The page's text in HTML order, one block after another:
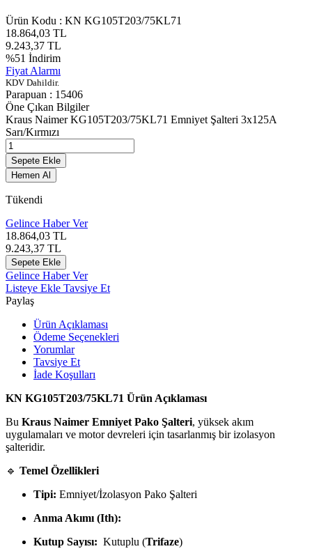
Ürün Kodu : KN KG105T203/75KL71
18.864,03 TL
9.243,37 TL
%51 İndirim
Fiyat Alarmı
KDV Dahildir.
Parapuan : 15406
Öne Çıkan Bilgiler
Kraus Naimer KG105T203/75KL71 Emniyet Şalteri 3x125A
Sarı/Kırmızı
Sepete Ekle
Hemen Al
Tükendi
Gelince Haber Ver
18.864,03 TL
9.243,37 TL
Sepete Ekle
Gelince Haber Ver
Listeye Ekle Tavsiye Et
Paylaş
Ürün Açıklaması
Ödeme Seçenekleri
Yorumlar
Tavsiye Et
İade Koşulları
KN KG105T203/75KL71 Ürün Açıklaması
Bu Kraus Naimer Emniyet Pako Şalteri, yüksek akım
uygulamaları ve motor devreleri için tasarlanmış bir izolasyon
şalteridir.
🔹 Temel Özellikleri
Tipi: Emniyet/İzolasyon Pako Şalteri
Anma Akımı (Ith):
Kutup Sayısı: Kutuplu (Trifaze)